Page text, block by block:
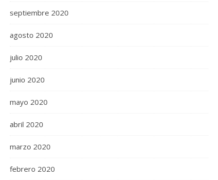
septiembre 2020
agosto 2020
julio 2020
junio 2020
mayo 2020
abril 2020
marzo 2020
febrero 2020